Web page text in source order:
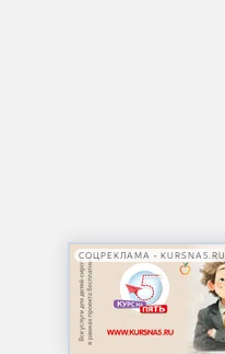
СОЦРЕКЛАМА • KURSNA5.RU